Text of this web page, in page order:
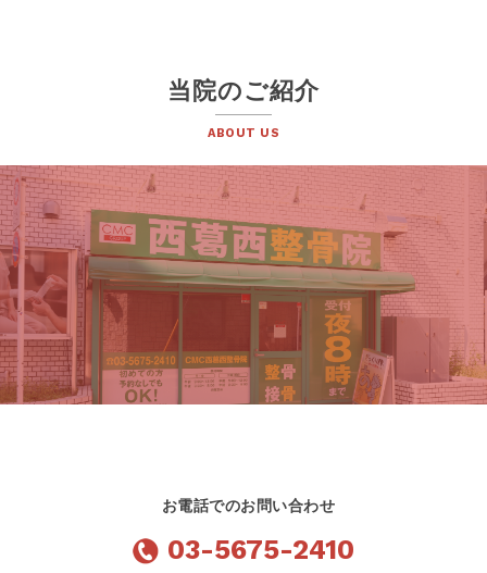
当院のご紹介
ABOUT US
お電話でのお問い合わせ
03-5675-2410